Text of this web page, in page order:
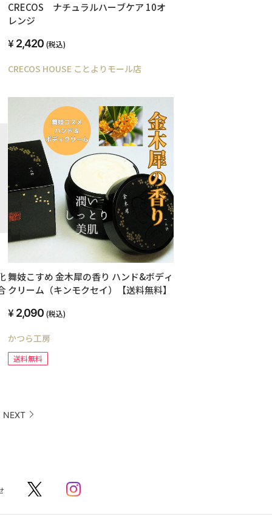
CRECOS ナチュラルハーブケア 10オ
レンジ
2,420 (税込)
CRECOS HOUSE ことよりモール店
舞妓こすめ 金木犀の香り ハンド&ボディ
クリーム（キンモクセイ）【送料無料】
2,090 (税込)
かつら工房
送料無料
NEXT